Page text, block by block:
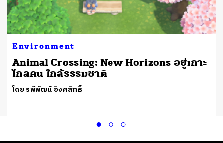
Environment
Animal Crossing: New Horizons อยู่เกาะ
ไกลคน ใกล้ธรรมชาติ
โดย รพีพัฒน์ อิงคสิทธิ์